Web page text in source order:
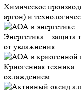
Химическое
аргон) и
Энергетика – защита
от увлажнения
Криогенная техника
охлаждением.